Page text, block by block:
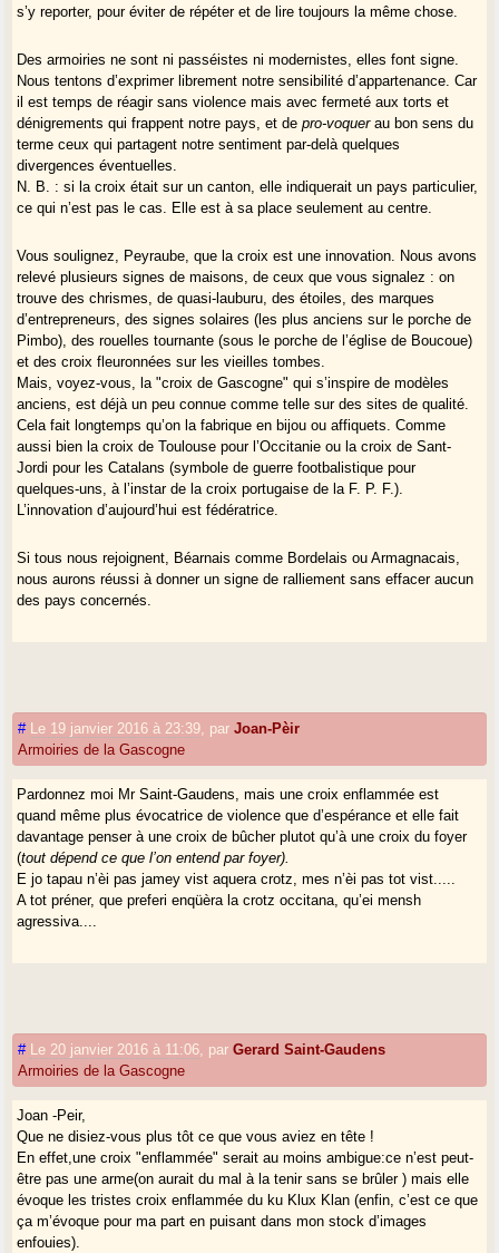
s’y reporter, pour éviter de répéter et de lire toujours la même chose.
Des armoiries ne sont ni passéistes ni modernistes, elles font signe.
Nous tentons d’exprimer librement notre sensibilité d’appartenance. Car
il est temps de réagir sans violence mais avec fermeté aux torts et
dénigrements qui frappent notre pays, et depro-voquerau bon sens du
terme ceux qui partagent notre sentiment par-delà quelques
divergences éventuelles.
N. B. : si la croix était sur un canton, elle indiquerait un pays particulier,
ce qui n’est pas le cas. Elle est à sa place seulement au centre.
Vous soulignez, Peyraube, que la croix est une innovation. Nous avons
relevé plusieurs signes de maisons, de ceux que vous signalez : on
trouve des chrismes, de quasi-lauburu, des étoiles, des marques
d’entrepreneurs, des signes solaires (les plus anciens sur le porche de
Pimbo), des rouelles tournante (sous le porche de l’église de Boucoue)
et des croix fleuronnées sur les vieilles tombes.
Mais, voyez-vous, la "croix de Gascogne" qui s’inspire de modèles
anciens, est déjà un peu connue comme telle sur des sites de qualité.
Cela fait longtemps qu’on la fabrique en bijou ou affiquets. Comme
aussi bien la croix de Toulouse pour l’Occitanie ou la croix de Sant-
Jordi pour les Catalans (symbole de guerre footbalistique pour
quelques-uns, à l’instar de la croix portugaise de la F. P. F.).
L’innovation d’aujourd’hui est fédératrice.
Si tous nous rejoignent, Béarnais comme Bordelais ou Armagnacais,
nous aurons réussi à donner un signe de ralliement sans effacer aucun
des pays concernés.
# Le 19 janvier 2016 à 23:39 parJoan-Pèir
Armoiries de la Gascogne
Pardonnez moi Mr Saint-Gaudens, mais une croix enflammée est
quand même plus évocatrice de violence que d’espérance et elle fait
davantage penser à une croix de bûcher plutot qu’à une croix du foyer
(tout dépend ce que l’on entend par foyer).
E jo tapau n’èi pas jamey vist aquera crotz, mes n’èi pas tot vist.....
A tot préner, que preferi enqüèra la crotz occitana, qu’ei mensh
agressiva....
# Le 20 janvier 2016 à 11:06 parGerard Saint-Gaudens
Armoiries de la Gascogne
Joan -Peir,
Que ne disiez-vous plus tôt ce que vous aviez en tête !
En effet,une croix "enflammée" serait au moins ambigue:ce n’est peut-
être pas une arme(on aurait du mal à la tenir sans se brûler ) mais elle
évoque les tristes croix enflammée du ku Klux Klan (enfin, c’est ce que
ça m’évoque pour ma part en puisant dans mon stock d’images
enfouies).